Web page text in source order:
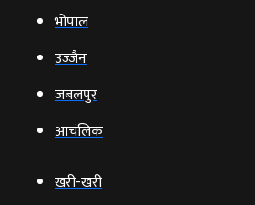
भोपाल
उज्‍जैन
जबलपुर
आचंलिक
खरी-खरी